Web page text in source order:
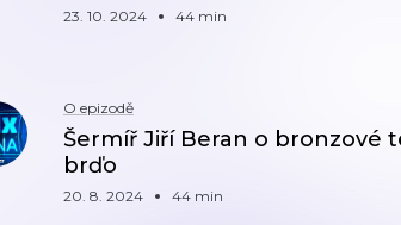
23. 10. 2024 44 min
O epizodě
Šermíř Jiří Beran o bronzové
brďo
20. 8. 2024 44 min